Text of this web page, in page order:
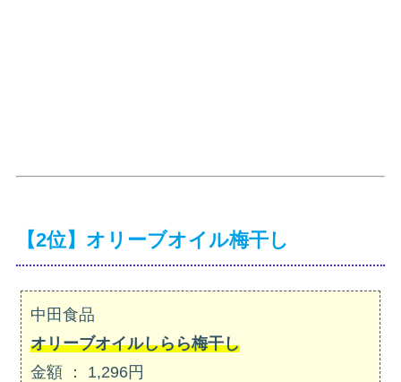
【2位】オリーブオイル梅干し
中田食品
オリーブオイルしらら梅干し
金額 ： 1,296円